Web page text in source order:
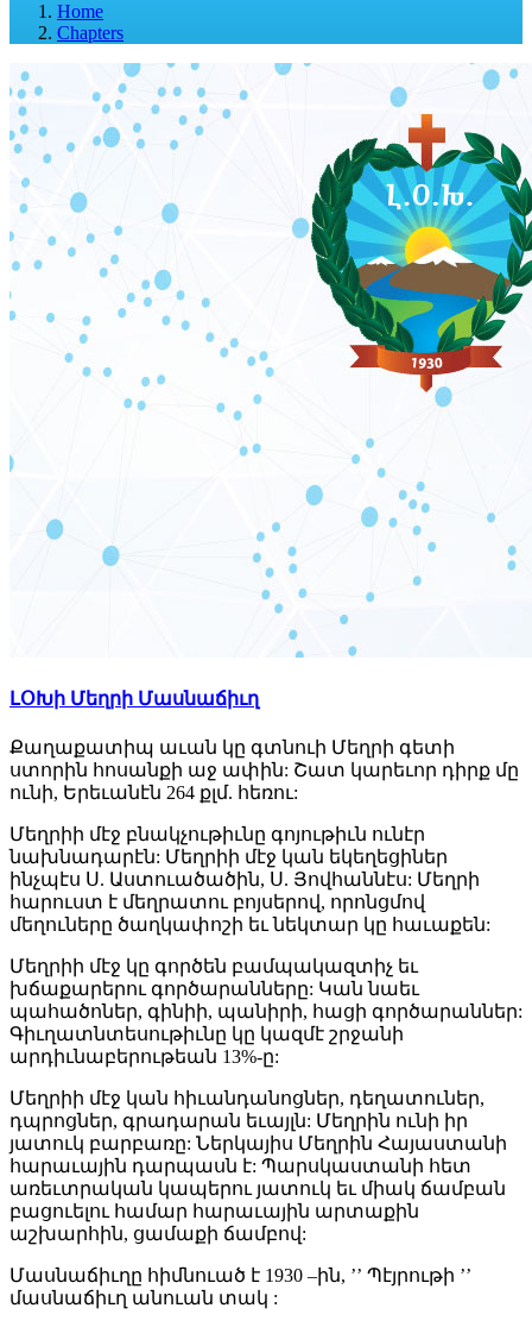
Home
Chapters
ԼՕԽի Մեղրի Մասնաճիւղ
Քաղաքատիպ աւան կը գտնուի Մեղրի գետի
ստորին հոսանքի աջ ափին: Շատ կարեւոր դիրք մը
ունի, Երեւանէն 264 քլմ. հեռու:
Մեղրիի մէջ բնակչութիւնը գոյութիւն ունէր
նախնադարէն: Մեղրիի մէջ կան եկեղեցիներ
ինչպէս Ս. Աստուածածին, Ս. Յովհաննէս: Մեղրի
հարուստ է մեղրատու բոյսերով, որոնցմով
մեղուները ծաղկափոշի եւ նեկտար կը հաւաքեն:
Մեղրիի մէջ կը գործեն բամպակազտիչ եւ
խճաքարերու գործարանները: Կան նաեւ
պահածոներ, գինիի, պանիրի, հացի գործարաններ:
Գիւղատնտեսութիւնը կը կազմէ շրջանի
արդիւնաբերութեան 13%-ը:
Մեղրիի մէջ կան հիւանդանոցներ, դեղատուներ,
դպրոցներ, գրադարան եւայլն: Մեղրին ունի իր
յատուկ բարբառը: Ներկայիս Մեղրին Հայաստանի
հարաւային դարպասն է: Պարսկաստանի հետ
առեւտրական կապերու յատուկ եւ միակ ճամբան
բացուելու համար հարաւային արտաքին
աշխարհին, ցամաքի ճամբով:
Մասնաճիւղը հիմնուած է 1930 –ին, ’’ Պէյրութի ’’
մասնաճիւղ անուան տակ :